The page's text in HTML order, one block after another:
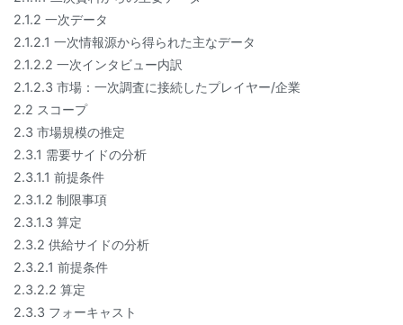
2.1.2 一次データ
2.1.2.1 一次情報源から得られた主なデータ
2.1.2.2 一次インタビュー内訳
2.1.2.3 市場：一次調査に接続したプレイヤー/企業
2.2 スコープ
2.3 市場規模の推定
2.3.1 需要サイドの分析
2.3.1.1 前提条件
2.3.1.2 制限事項
2.3.1.3 算定
2.3.2 供給サイドの分析
2.3.2.1 前提条件
2.3.2.2 算定
2.3.3 フォーキャスト